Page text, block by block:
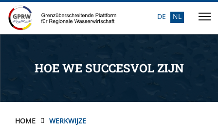
Selecteer de taal
DE NL
HOE WE SUCCESVOL ZIJN
HOME WERKWIJZE